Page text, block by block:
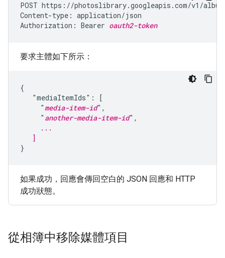
POST https://photoslibrary.googleapis.com/v1/
Content-type: application/json
Authorization: Bearer oauth2-token
要求主體如下所示：
{
   "mediaItemIds": [
     "
media-item-id",
     "
another-media-item-id
     ...
   ]
}
如果成功，回應會傳回空白的 JSON 回應和 HTTP
成功狀態。
從相簿中移除媒體項目